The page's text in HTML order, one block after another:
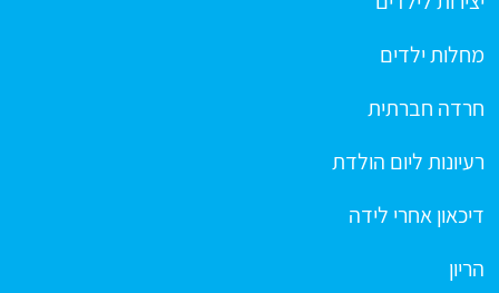
מחלות ילדים
חרדה חברתית
רעיונות ליום הולדת
דיכאון אחרי לידה
הריון